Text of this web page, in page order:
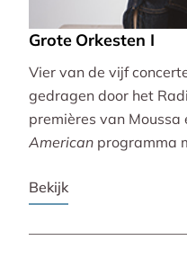
Grote Orkesten I
Vier van de vijf
gedragen door het
premières van Moussa
American programma
Amerikaans slagwerk.
Bekijk